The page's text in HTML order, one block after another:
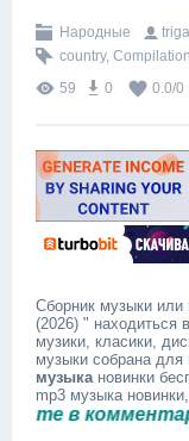
Народные
trigall
country, Compilation
59
0 0.0/0
Сборник музыки
(2026) " находиться
музики, класики,
музыки собрана для
музыкановинки
mp3 музыка
в комментариях